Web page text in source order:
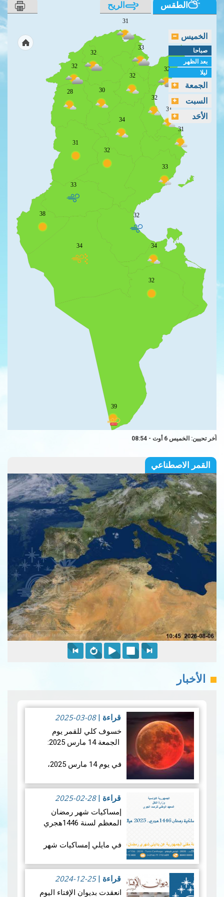
الطقس الريح
33
31
32
32
32
30
32
28
34
32
31
31
31
32
33
32
33
38
34 34
32
39
الخميس
صباحا
بعد الظهر
ليلا
الجمعة
السبت
الأحَد
آخر تحيين: الخميس 6 أوت - 08:54
القمر الاصطناعي
الأخبار
قراءة |
2025-03-08
خسوف كلي للقمر يوم
الجمعة 14 مارس 2025:
في يوم 14 مارس 2025،
للقمر، حيث سيدخل القمر
بالكامل في ظل الأرض. وما
يميز هذا الحدث الفلكي هو
تزامنه مع منتصف شه…
قراءة |
2025-02-28
إمساكيات شهر رمضان
المعظم لسنة 1446هجري
في مايلي إمساكيات شهر
هجري و شملت الإمساكيات
العديد من المدن التونسية
والمناطق المنعزلة جغرافيا.
قراءة |
2024-12-25
انعقدت بديوان الإفتاء اليوم